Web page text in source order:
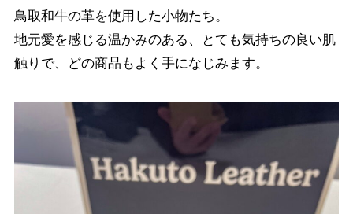
鳥取和牛の革を使用した小物たち。
地元愛を感じる温かみのある、とても気持ちの良い肌
触りで、どの商品もよく手になじみます。